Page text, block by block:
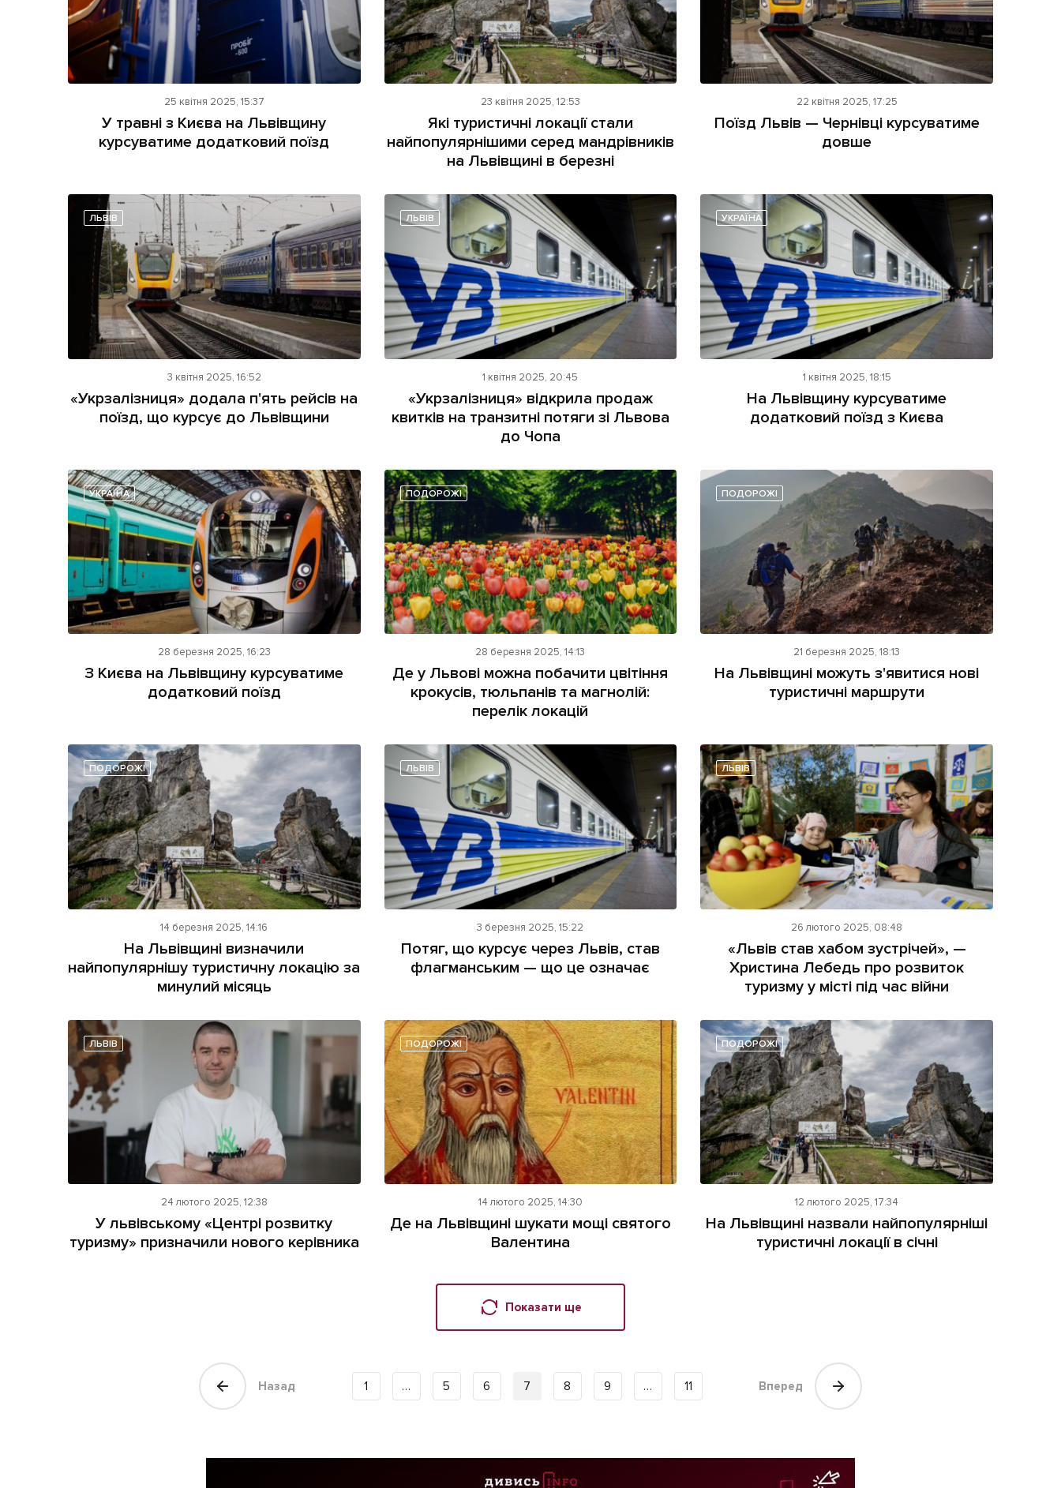
25 квітня 2025, 15:37
У травні з Києва на Львівщину
курсуватиме додатковий поїзд
23 квітня 2025, 12:53
Які туристичні локації стали
найпопулярнішими серед мандрівників
на Львівщині в березні
22 квітня 2025, 17:25
Поїзд Львів — Чернівці курсуватиме
довше
ЛЬВІВ
3 квітня 2025, 16:52
«Укрзалізниця» додала п'ять рейсів на
поїзд, що курсує до Львівщини
ЛЬВІВ
1 квітня 2025, 20:45
«Укрзалізниця» відкрила продаж
квитків на транзитні потяги зі Львова
до Чопа
УКРАЇНА
1 квітня 2025, 18:15
На Львівщину курсуватиме
додатковий поїзд з Києва
УКРАЇНА
28 березня 2025, 16:23
З Києва на Львівщину курсуватиме
додатковий поїзд
ПОДОРОЖІ
28 березня 2025, 14:13
Де у Львові можна побачити цвітіння
крокусів, тюльпанів та магнолій:
перелік локацій
ПОДОРОЖІ
21 березня 2025, 18:13
На Львівщині можуть з'явитися нові
туристичні маршрути
ПОДОРОЖІ
14 березня 2025, 14:16
На Львівщині визначили
найпопулярнішу туристичну локацію за
минулий місяць
ЛЬВІВ
3 березня 2025, 15:22
Потяг, що курсує через Львів, став
флагманським — що це означає
ЛЬВІВ
26 лютого 2025, 08:48
«Львів став хабом зустрічей», —
Христина Лебедь про розвиток
туризму у місті під час війни
ЛЬВІВ
24 лютого 2025, 12:38
У львівському «Центрі розвитку
туризму» призначили нового керівника
ПОДОРОЖІ
14 лютого 2025, 14:30
Де на Львівщині шукати мощі святого
Валентина
ПОДОРОЖІ
12 лютого 2025, 17:34
На Львівщині назвали найпопулярніші
туристичні локації в січні
Показати ще
Назад 1 … 5 6 7 8 9 … 11 Вперед